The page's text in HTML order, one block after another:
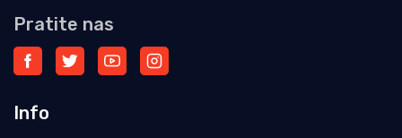
Pratite nas
Info